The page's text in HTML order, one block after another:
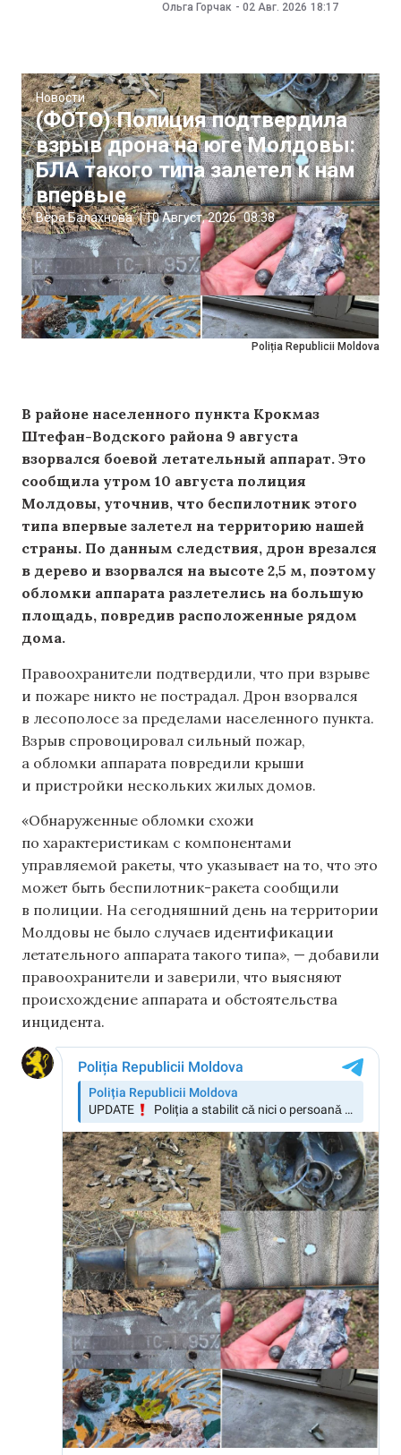
Ольга Горчак - 02 Авг. 2026 18:17
Poliția Republicii Moldova
Новости
(ФОТО) Полиция подтвердила
взрыв дрона на юге Молдовы:
БЛА такого типа залетел к нам
впервые
Вера Балахнова |10 Август, 2026 08:38
В районе населенного пункта Крокмаз
Штефан-Водского района 9 августа
взорвался боевой летательный аппарат. Это
сообщила утром 10 августа полиция
Молдовы, уточнив, что беспилотник этого
типа впервые залетел на территорию нашей
страны. По данным следствия, дрон врезался
в дерево и взорвался на высоте 2,5 м, поэтому
обломки аппарата разлетелись на большую
площадь, повредив расположенные рядом
дома.
Правоохранители подтвердили, что при взрыве
и пожаре никто не пострадал. Дрон взорвался
в лесополосе за пределами населенного пункта.
Взрыв спровоцировал сильный пожар,
а обломки аппарата повредили крыши
и пристройки нескольких жилых домов.
«Обнаруженные обломки схожи
по характеристикам с компонентами
управляемой ракеты, что указывает на то, что это
может быть беспилотник-ракета сообщили
в полиции. На сегодняшний день на территории
Молдовы не было случаев идентификации
летательного аппарата такого типа», — добавили
правоохранители и заверили, что выясняют
происхождение аппарата и обстоятельства
инцидента.